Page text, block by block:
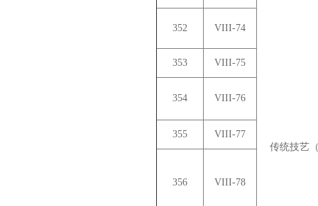
传统技艺
352 VIII-74
353 VIII-75
354 VIII-76
355 VIII-77
356 VIII-78